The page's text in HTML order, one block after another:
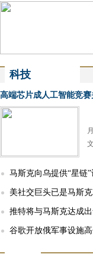
科技
Science and technology
高端芯片成人工智能竞赛
马斯克向乌提供“星链”
美社交巨头已是马斯
推特将与马斯克达成
谷歌开放俄军事设施